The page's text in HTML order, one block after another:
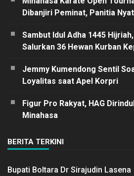
Dibanjiri Peminat, Panitia
Sambut Idul Adha 1445
Salurkan 36 Hewan Kurban
Jemmy Kumendong Sentil
Loyalitas saat Apel Korpri
Figur Pro Rakyat, HAG
Minahasa
BERITA TERKINI
Bupati Boltara Dr Sirajudin Lasena